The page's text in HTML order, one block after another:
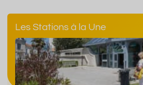
Les Stations à la Une